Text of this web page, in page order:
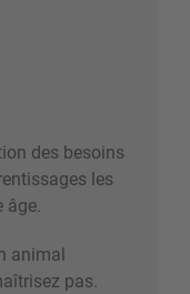
des besoins
les
âge.
animal
pas.